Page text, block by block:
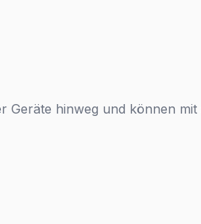
hinweg und können